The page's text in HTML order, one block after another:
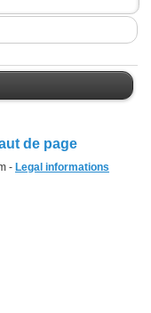
de page
- Legal informations